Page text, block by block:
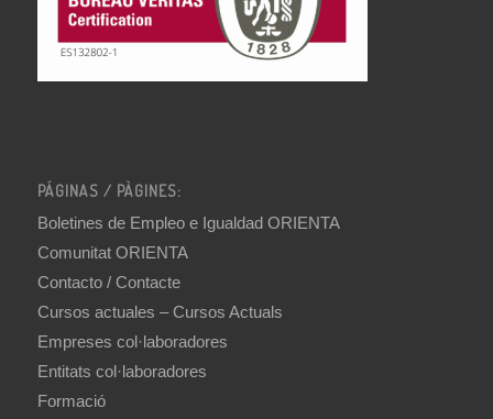
PÁGINAS / PÀGINES:
Boletines de Empleo e Igualdad ORIENTA
Comunitat ORIENTA
Contacto / Contacte
Cursos actuales – Cursos Actuals
Empreses col·laboradores
Entitats col·laboradores
Formació